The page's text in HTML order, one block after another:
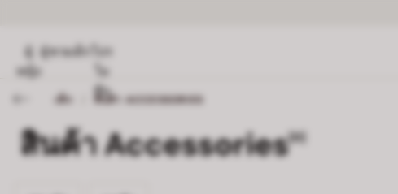
หญิง
ผู้ชายเด็ก
โม
ชั่น
สินค้า ACCESSORIES
สินค้า Accessories[0]